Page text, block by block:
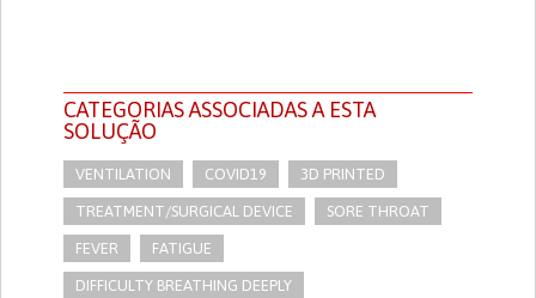
CATEGORIAS ASSOCIADAS A ESTA
SOLUÇÃO
VENTILATION COVID19 3D PRINTED
TREATMENT/SURGICAL DEVICE SORE THROAT
FEVER FATIGUE
DIFFICULTY BREATHING DEEPLY